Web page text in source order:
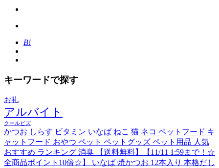
B!
キーワードで探す
お礼
アルバイト
クールビズ
かつお しらす ビタミン いなば ねこ 猫 ネコ ペットフード キ
ャットフード おやつ ペット ペットグッズ ペット用品 人気
おすすめ ランキング 消臭 【送料無料】【11/11 1:59まで！☆
全商品ポイント10倍☆】 いなば 焼かつお 12本入り 本格だし